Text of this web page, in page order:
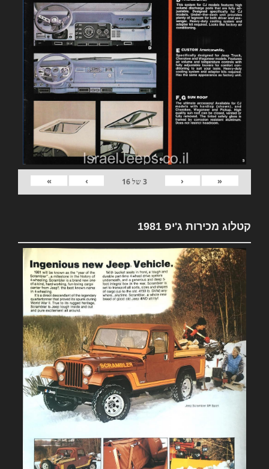
«
‹
3של16
›
»
קטלוג מכירות ג'יפ 1981